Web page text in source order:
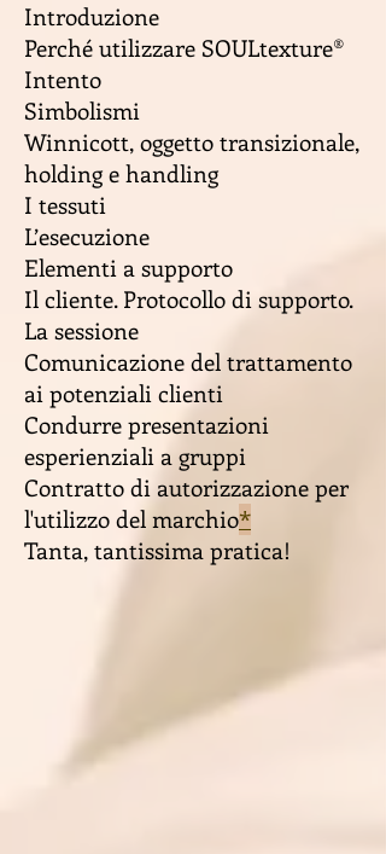
Introduzione
Perché utilizzare SOULtexture®
Intento
Simbolismi
Winnicott, oggetto transizionale,
holding e handling
I tessuti
L’esecuzione
Elementi a supporto
Il cliente. Protocollo di supporto.
La sessione
Comunicazione del trattamento
ai potenziali clienti
Condurre presentazioni
esperienziali a gruppi
Contratto di autorizzazione per
l'utilizzo del marchio*
Tanta, tantissima pratica!